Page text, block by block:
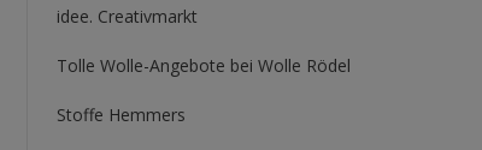
idee. Creativmarkt
Tolle Wolle-Angebote bei Wolle Rödel
Stoffe Hemmers